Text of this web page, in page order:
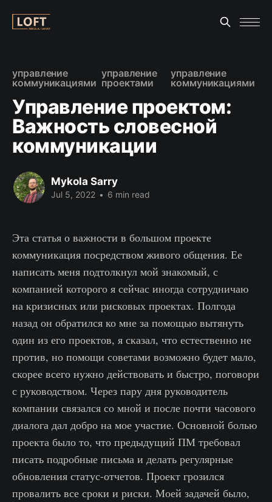
управление
коммуникациями
управление
проектами
управление
коммуникациями
Управление проектом:
Важность словесной
коммуникации
Mykola Sarry
Jul 5, 2022 • 6 min read
Эта статья о важности в большом проекте
коммуникация посредством живого общения. Ее
написать меня подтолкнул мой знакомый, с
компанией которого я сейчас иногда сотрудничаю
на кризисных или рисковых проектах. Полгода
назад он обратился ко мне за помощью вытянуть
один из его проектов, я сказал, что естественно не
против, но помощи советами возможно будет мало,
скорее всего нужно действовать и быстро, поговори
с руководством. Через пару дня руководитель
компании связался со мной и после почти часового
диалога дал добро на мое участие. Основной болью
проекта было то, что предыдущий ПМ требовал
писать подробные письма и делать регулярные
обновления статус-отчетов. Проект грозился
провалить все сроки и риски. Моей задачей было,